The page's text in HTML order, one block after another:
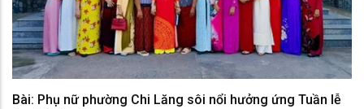
Bài: Phụ nữ phường Chi Lăng sôi nổi hưởng ứng Tuần lễ